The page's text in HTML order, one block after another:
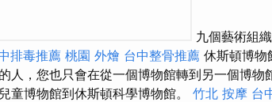
九個藝術組
排毒推薦 桃園 外燴 台中整骨推薦 休斯頓博物
人，您也只會在從一個博物館轉到另一個博物
童博物館到休斯頓科學博物館。 竹北 按摩 台